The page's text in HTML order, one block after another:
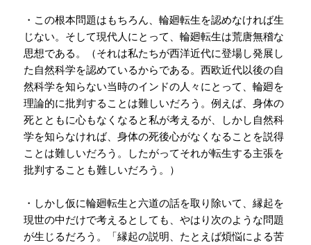
・この根本問題はもちろん、輪廻転生を認めなければ生
じない。そして現代人にとって、輪廻転生は荒唐無稽な
思想である。（それは私たちが西洋近代に登場し発展し
た自然科学を認めているからである。西欧近代以後の自
然科学を知らない当時のインドの人々にとって、輪廻を
理論的に批判することは難しいだろう。例えば、身体の
死とともに心もなくなると私が考えるが、しかし自然科
学を知らなければ、身体の死後心がなくなることを説得
ことは難しいだろう。したがってそれが転生する主張を
批判することも難しいだろう。）
・しかし仮に輪廻転生と六道の話を取り除いて、縁起を
現世の中だけで考えるとしても、やはり次のような問題
が生じるだろう。「縁起の説明、たとえば煩悩による苦